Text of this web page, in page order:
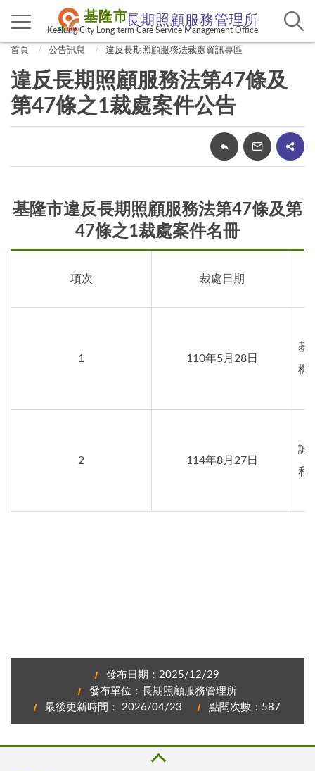
基隆市長期照顧服務管理所
Keelung City Long-term Care Service Management Office
首頁 公告訊息 違反長期照顧服務法裁處資訊專區
違反長期照顧服務法第47條及
第47條之1裁處案件公告
基隆市違反長期照顧服務法第47條及第
47條之1裁處案件名冊
項次 裁處日期
1 110年5月28日
基
機
2 114年8月27日
誠
私
發布日期：2025/12/29
發布單位：長期照顧服務管理所
最後更新時間： 2026/04/23
點閱次數：587